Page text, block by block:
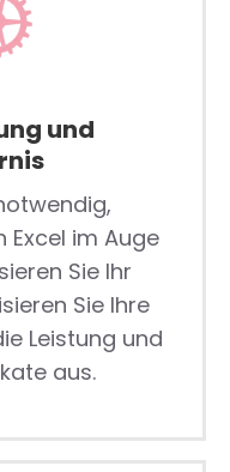
und
im Auge
Sie Ihr
Sie Ihre
Leistung und
aus.